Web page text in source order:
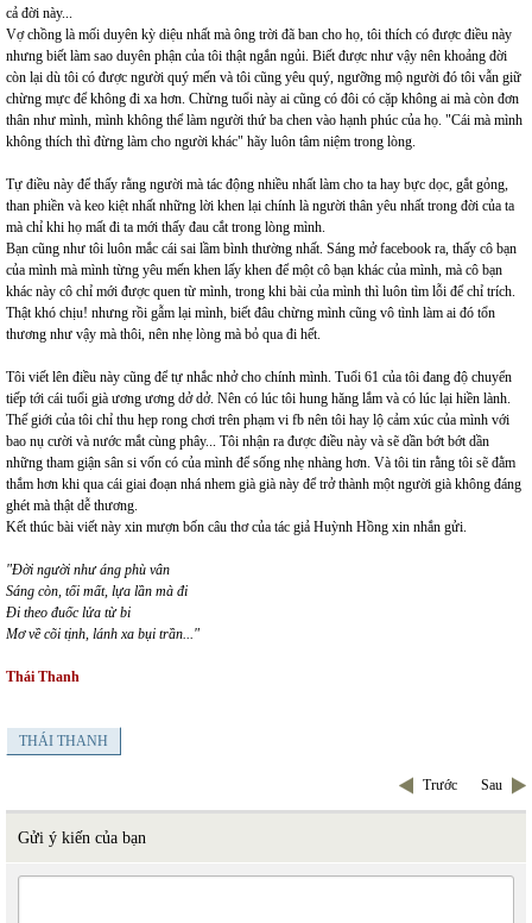
cả đời này...
Vợ chồng là mối duyên kỳ diệu nhất mà ông trời đã ban cho họ, tôi thích có được điều này
nhưng biết làm sao duyên phận của tôi thật ngắn ngủi. Biết được như vậy nên khoảng đời
còn lại dù tôi có được người quý mến và tôi cũng yêu quý, ngưỡng mộ người đó tôi vẫn giữ
chừng mực để không đi xa hơn. Chừng tuổi này ai cũng có đôi có cặp không ai mà còn đơn
thân như mình, mình không thể làm người thứ ba chen vào hạnh phúc của họ. "Cái mà mình
không thích thì đừng làm cho người khác" hãy luôn tâm niệm trong lòng.
Tự điều này để thấy rằng người mà tác động nhiều nhất làm cho ta hay bực dọc, gắt gỏng,
than phiền và keo kiệt nhất những lời khen lại chính là người thân yêu nhất trong đời của ta
mà chỉ khi họ mất đi ta mới thấy đau cắt trong lòng mình.
Bạn cũng như tôi luôn mắc cái sai lầm bình thường nhất. Sáng mở facebook ra, thấy cô bạn
của mình mà mình từng yêu mến khen lấy khen để một cô bạn khác của mình, mà cô bạn
khác này cô chỉ mới được quen từ mình, trong khi bài của mình thì luôn tìm lỗi để chỉ trích.
Thật khó chịu! nhưng rồi gẫm lại mình, biết đâu chừng mình cũng vô tình làm ai đó tổn
thương như vậy mà thôi, nên nhẹ lòng mà bỏ qua đi hết.
Tôi viết lên điều này cũng để tự nhắc nhở cho chính mình. Tuổi 61 của tôi đang độ chuyển
tiếp tới cái tuổi già ương ương dở dở. Nên có lúc tôi hung hăng lắm và có lúc lại hiền lành.
Thế giới của tôi chỉ thu hẹp rong chơi trên phạm vi fb nên tôi hay lộ cảm xúc của mình với
bao nụ cười và nước mắt cùng phây... Tôi nhận ra được điều này và sẽ dần bớt bớt dần
những tham giận sân si vốn có của mình để sống nhẹ nhàng hơn. Và tôi tin rằng tôi sẽ đằm
thắm hơn khi qua cái giai đoạn nhá nhem già già này để trở thành một người già không đáng
ghét mà thật dễ thương.
Kết thúc bài viết này xin mượn bốn câu thơ của tác giả Huỳnh Hồng xin nhắn gửi.
"Đời người như áng phù vân
Sáng còn, tối mất, lựa lần mà đi
Đi theo đuốc lửa từ bi
Mơ về cõi tịnh, lánh xa bụi trần..."
Thái Thanh
THÁI THANH
Trước Sau
Gửi ý kiến của bạn